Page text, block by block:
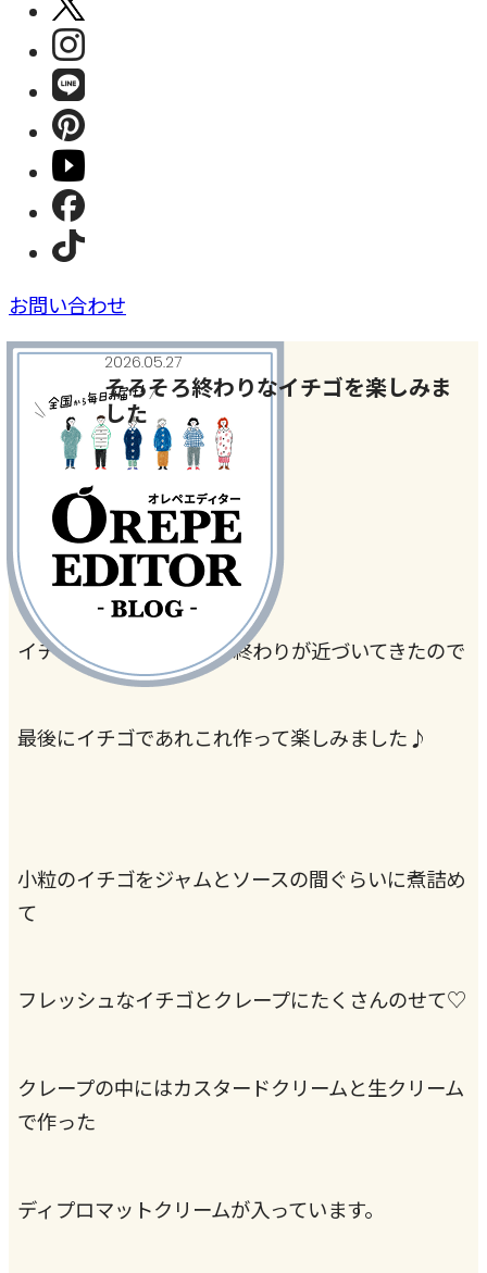
お問い合わせ
2026.05.27
そろそろ終わりなイチゴを楽しみま
した
今日、何作った？
#いちご#手作りおやつ
イチゴの季節もそろそろ終わりが近づいてきたので
最後にイチゴであれこれ作って楽しみました♪
小粒のイチゴをジャムとソースの間ぐらいに煮詰め
て
フレッシュなイチゴとクレープにたくさんのせて♡
クレープの中にはカスタードクリームと生クリーム
で作った
ディプロマットクリームが入っています。